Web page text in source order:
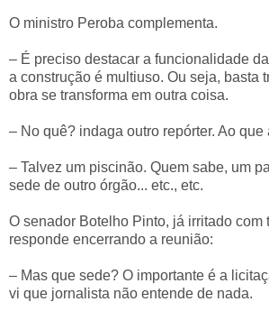
O ministro Peroba complementa.
– É preciso destacar a funcionalidade
a construção é multiuso. Ou seja, basta
obra se transforma em outra coisa.
– No quê? indaga outro repórter. Ao que
– Talvez um piscinão. Quem sabe, um
sede de outro órgão... etc., etc.
O senador Botelho Pinto, já irritado com
responde encerrando a reunião:
– Mas que sede? O importante é a
vi que jornalista não entende de nada.